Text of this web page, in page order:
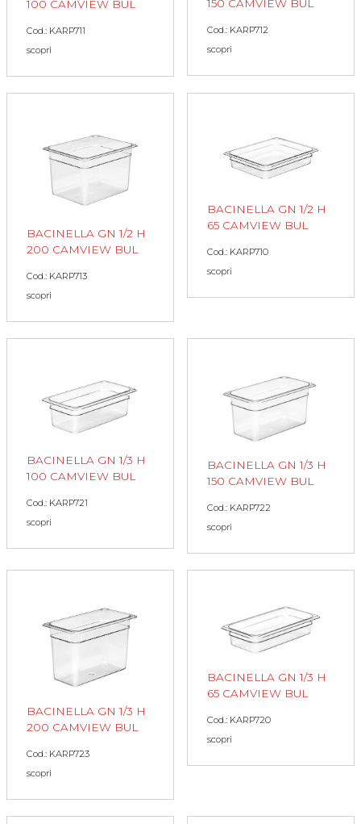
100 CAMVIEW BUL
Cod.: KARP711
scopri
150 CAMVIEW BUL
Cod.: KARP712
scopri
BACINELLA GN 1/2 H
200 CAMVIEW BUL
Cod.: KARP713
scopri
BACINELLA GN 1/2 H
65 CAMVIEW BUL
Cod.: KARP710
scopri
BACINELLA GN 1/3 H
100 CAMVIEW BUL
Cod.: KARP721
scopri
BACINELLA GN 1/3 H
150 CAMVIEW BUL
Cod.: KARP722
scopri
BACINELLA GN 1/3 H
200 CAMVIEW BUL
Cod.: KARP723
scopri
BACINELLA GN 1/3 H
65 CAMVIEW BUL
Cod.: KARP720
scopri